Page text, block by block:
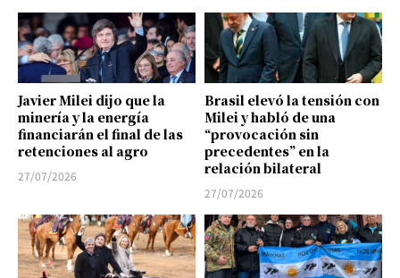
Javier Milei dijo que la
minería y la energía
financiarán el final de las
retenciones al agro
27/07/2026
Brasil elevó la tensión con
Milei y habló de una
“provocación sin
precedentes” en la
relación bilateral
27/07/2026